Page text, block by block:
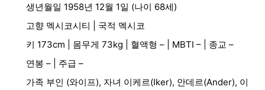
생년월일 1958년 12월 1일 (나이 68세)
고향 멕시코시티 | 국적 멕시코
키 173cm | 몸무게 73kg | 혈액형 – | MBTI – | 종교 –
연봉 – | 주급 –
가족 부인 (와이프), 자녀 이케르(Iker), 안데르(Ander), 이